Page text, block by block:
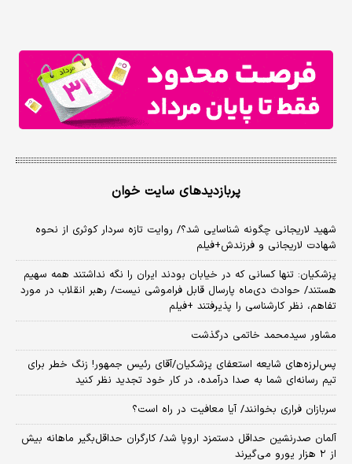
پربازدیدهای سایت خوان
شهید لاریجانی چگونه شناسایی شد؟/ روایت تازه سردار کوثری از نحوه
شهادت لاریجانی و فرزندش+فیلم
پزشکیان: تنها کسانی که در خیابان بودند ایران را نگه نداشتند همه سهیم
هستند/ حوادث دی‌ماه پارسال قابل فراموشی نیست/ رهبر انقلاب در مورد
تفاهم، نظر کارشناسی را پذیرفتند +فیلم
مشاور سیدمحمد خاتمی درگذشت
پس‌لرزه‌های شایعه استعفای پزشکیان/آقای رئیس جمهور! زنگ خطر برای
تیم رسانه‌ای شما به صدا درآمده، در کار خود تجدید نظر کنید
سربازان فراری بخوانند/ آیا معافیت در راه است؟
آلمان صدرنشین حداقل دستمزد اروپا شد/ کارگران حداقل‌بگیر ماهانه بیش
از ۲ هزار یورو می‌گیرند